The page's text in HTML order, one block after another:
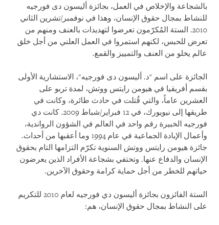
بالشجاعة والإخلاص في العمل، بجائزة أليسون دى فورجيه
للنشاط بمجال حقوق الإنسان، وهذا في نوفمبر/تشرين الثاني
2010. الستة المُكرّمون تعرضوا لتهديدات بالعنف ومنهم من
تعرض للحبس، لكنهم استمروا في العمل العلني من أجل خلق
عالم يخلو من العنف والتمييز والقمع.
الجائزة على اسم "د. أليسون دى فورجيه"، الاستشارية الأولى
بقسم أفريقيا في هيومن رايتس ووتش، لمدة تربو على
العشرين عاماً، والتي قُتلت في حادث طائرة، وكانت في
طريقها إلى نيويورك، في 12 فبراير/شباط 2009. كانت دي
فورجيه الخبيرة رقم واحد في العالم في الشؤون الرواندية،
وأعمال الإبادة الجماعية في عام 1994 وما أعقبها من أحداث.
جائزة هيومن رايتس ووتش السنوية تكرّم التزامها التام بحقوق
الإنسان والدفاع عنها. وتحتفي بشجاعة الأفراد الذين يعرضون
حياتهم للخطر من أجل حماية كرامة وحقوق الآخرين.
الستة الفائزون بجائزة أليسون دي فورجيه لعام 2010 للتكريم
على النشاط بمجال حقوق الإنسان، هم: